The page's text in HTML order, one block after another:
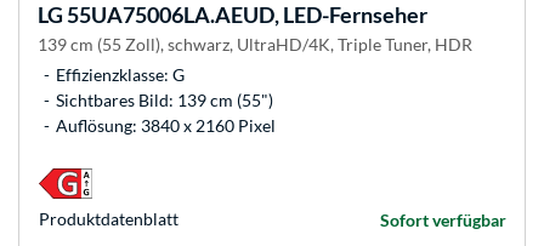
LG55UA75006LA.AEUD, LED-Fernseher
139 cm (55 Zoll), schwarz, UltraHD/4K, Triple Tuner, HDR
Effizienzklasse: G
Sichtbares Bild: 139 cm (55")
Auflösung: 3840 x 2160 Pixel
Sofort verfügbar
Produkt­datenblatt